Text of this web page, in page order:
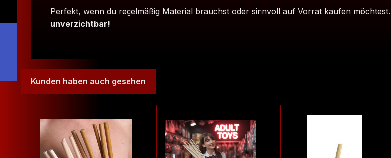
Perfekt, wenn du regelmäßig Material brauchst oder sinnvoll auf Vorrat kaufen möchtest.
unverzichtbar!
Kunden haben auch gesehen